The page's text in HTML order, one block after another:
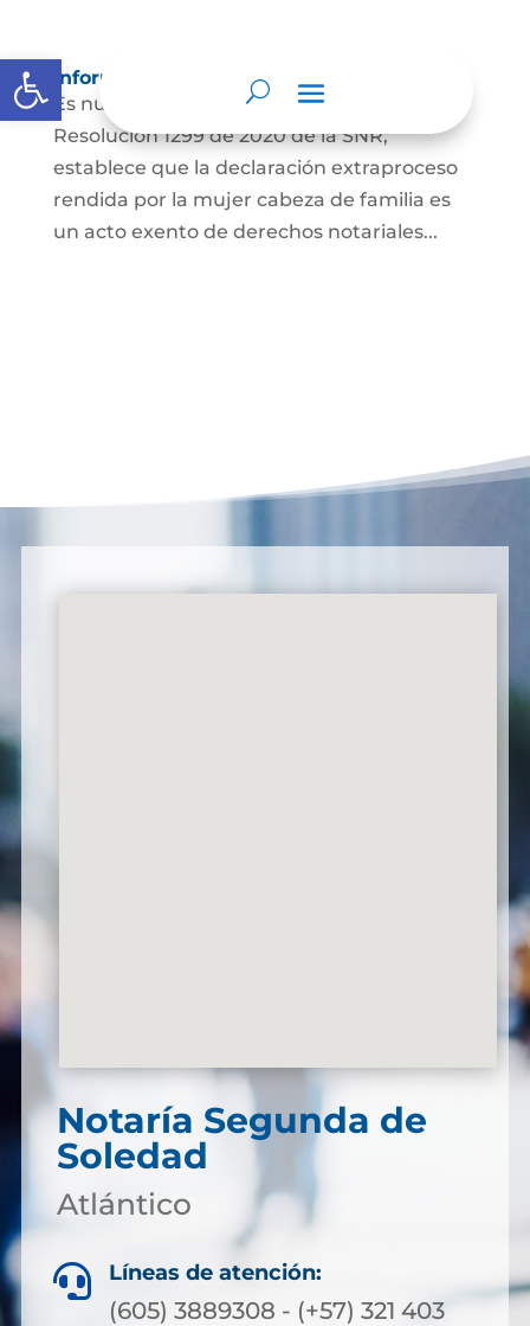
Abrir barra de herramientas
Información para Mujeres.
Es nuestro deber informar que La
Resolución 1299 de 2020 de la SNR,
establece que la declaración extraproceso
rendida por la mujer cabeza de familia es
un acto exento de derechos notariales...
Notaría Segunda de
Soledad
Atlántico
 Líneas de atención:
(605) 3889308 - (+57) 321 403